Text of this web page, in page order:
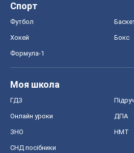
Спорт
Футбол
Хокей Бокс
Формула-1
Моя школа
ГДЗ
Онлайн уроки ДПА
ЗНО НМТ
СНД посібники